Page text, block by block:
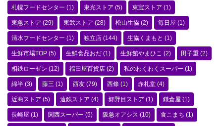
札幌フードセンター (1) 東光ストア (5) 東宝ストア (1)
東急ストア (29) 東武ストア (28) 松山生協 (2) 毎日屋 (1)
清水フードセンター (1) 独立店 (144) 生協くまもと (1)
生鮮市場TOP (5) 生鮮食品おだ (1) 生鮮館やまひこ (2) 田子重 (2)
相鉄ローゼン (12) 福田屋百貨店 (2) 私のわくわくスーパー (1)
綿半 (3) 藤三 (1) 西友 (79) 西條 (1) 赤札堂 (4)
近商ストア (5) 遠鉄ストア (4) 郷野目ストア (1) 鎌倉屋 (1)
長崎屋 (1) 関西スーパー (5) 阪急オアシス (10) 食こまち (1)